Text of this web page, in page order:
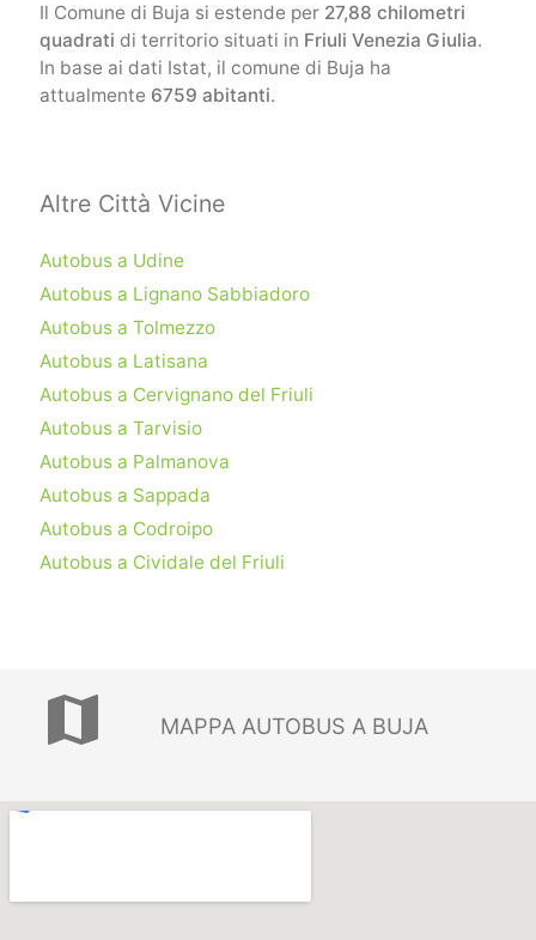
Il Comune di Buja si estende per 27,88 chilometri
quadrati di territorio situati in Friuli Venezia Giulia.
In base ai dati Istat, il comune di Buja ha
attualmente 6759 abitanti.
Altre Città Vicine
Autobus a Udine
Autobus a Lignano Sabbiadoro
Autobus a Tolmezzo
Autobus a Latisana
Autobus a Cervignano del Friuli
Autobus a Tarvisio
Autobus a Palmanova
Autobus a Sappada
Autobus a Codroipo
Autobus a Cividale del Friuli
map MAPPA AUTOBUS A BUJA